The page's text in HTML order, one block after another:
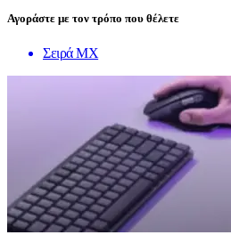
Αγοράστε με τον τρόπο που θέλετε
Σειρά MX